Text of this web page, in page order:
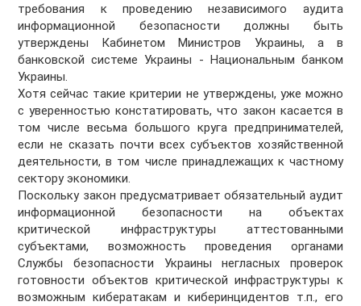
требования к проведению независимого аудита
информационной безопасности должны быть
утверждены Кабинетом Министров Украины, а в
банковской системе Украины - Национальным банком
Украины.
Хотя сейчас такие критерии не утверждены, уже можно
с уверенностью констатировать, что закон касается в
том числе весьма большого круга предпринимателей,
если не сказать почти всех субъектов хозяйственной
деятельности, в том числе принадлежащих к частному
сектору экономики.
Поскольку закон предусматривает обязательный аудит
информационной безопасности на объектах
критической инфраструктуры аттестованными
субъектами, возможность проведения органами
Службы безопасности Украины негласных проверок
готовности объектов критической инфраструктуры к
возможным кибератакам и киберинцидентов т.п., его